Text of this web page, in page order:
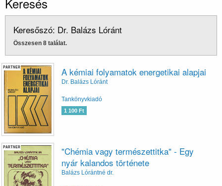
Keresőszó: Dr. Balázs Lóránt
Összesen 8 találat.
PARTNER A kémiai folyamatok energetikai alapjai
Dr. Balázs Lóránt
Tankönyvkiadó
1 100 Ft
PARTNER
"Chémia vagy természettitka" - Egy
nyár kalandos története
Balázs Lórántné dr.